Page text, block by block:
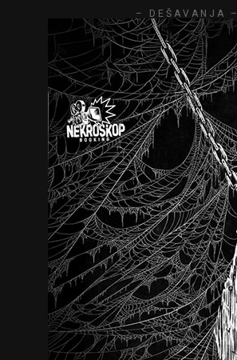
– DEŠAVANJA –